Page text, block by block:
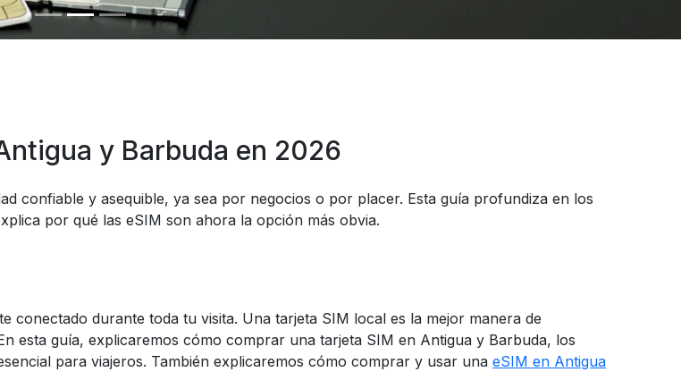
y Barbuda en 2026
confiable y asequible, ya sea por negocios o por placer. Esta guía profundiza en los
por qué las eSIM son ahora la opción más obvia.
conectado durante toda tu visita. Una tarjeta SIM local es la mejor manera de
esta guía, explicaremos cómo comprar una tarjeta SIM en Antigua y Barbuda, los
para viajeros. También explicaremos cómo comprar y usar una eSIM en Antigua